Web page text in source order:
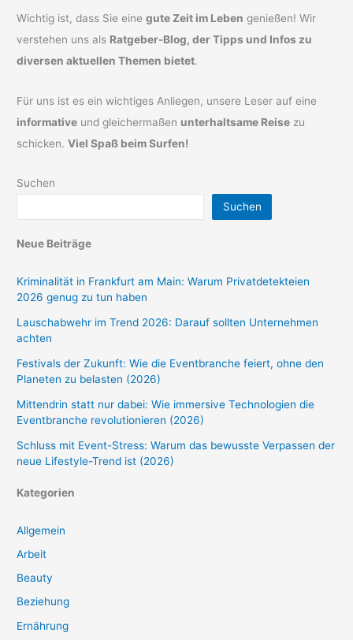
Wichtig ist, dass Sie einegute Zeit im Leben genießen! Wir
verstehen uns als Ratgeber-Blog, der Tipps und Infos zu
diversen aktuellen Themen bietet.
Für uns ist es ein wichtiges Anliegen, unsere Leser auf eine
informative und gleichermaßen unterhaltsame Reise zu
schicken.Viel Spaß beim Surfen!
Suchen
Suchen
Neue Beiträge
Kriminalität in Frankfurt am Main: Warum Privatdetekteien
2026 genug zu tun haben
Lauschabwehr im Trend 2026: Darauf sollten Unternehmen
achten
Festivals der Zukunft: Wie die Eventbranche feiert, ohne den
Planeten zu belasten (2026)
Mittendrin statt nur dabei: Wie immersive Technologien die
Eventbranche revolutionieren (2026)
Schluss mit Event-Stress: Warum das bewusste Verpassen der
neue Lifestyle-Trend ist (2026)
Kategorien
Allgemein
Arbeit
Beauty
Beziehung
Ernährung